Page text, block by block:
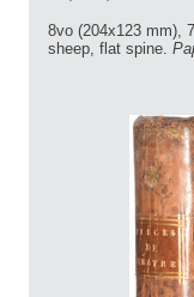
8vo (204x123 mm),
sheep, flat spine.